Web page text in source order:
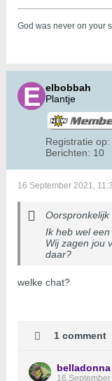
God was never on your
elbobbah
Plantje
Registratie op:
Berichten: 10
16 September 2021,
Ik heb wel
Wij zagen jou
daar?
welke chat?
1 comment
belladonna
16